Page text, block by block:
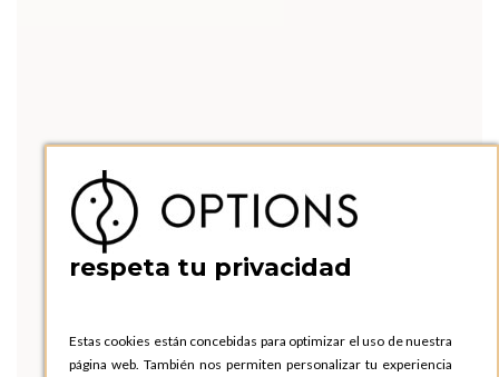
respeta tu privacidad
Estas cookies están concebidas para optimizar el uso de nuestra
página web. También nos permiten personalizar tu experiencia